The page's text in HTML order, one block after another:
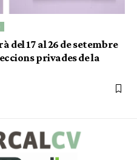
del 17 al 26 de setembre
privades de la